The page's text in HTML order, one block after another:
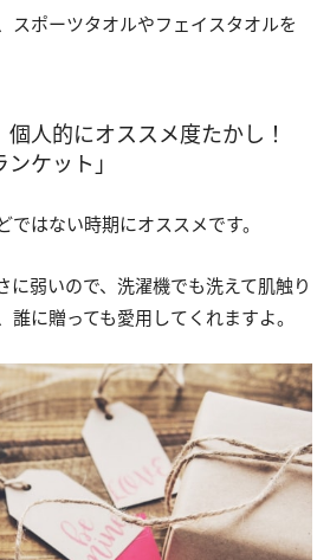
スポーツタオルやフェイスタオルを
個人的にオススメ度たかし！
ケット」
はない時期にオススメです。
に弱いので、洗濯機でも洗えて肌触り
に贈っても愛用してくれますよ。